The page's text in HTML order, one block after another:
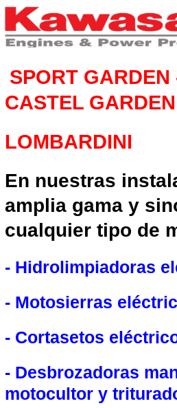
SPORT GARDEN
CASTEL
LOMBARDINI
En nuestras
amplia gama y
cualquier tipo de
- Hidrolimpiadoras
- Motosierras
- Cortasetos
- Desbrozadoras
motocultor y